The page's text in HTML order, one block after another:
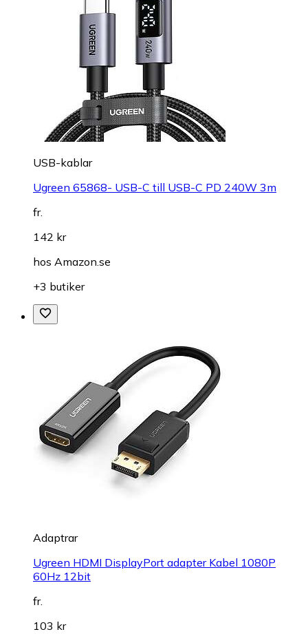
USB-kablar
Ugreen 65868- USB-C till USB-C PD 240W 3m
fr.
142 kr
hos Amazon.se
+3 butiker
Adaptrar
Ugreen HDMI DisplayPort adapter Kabel 1080P
60Hz 12bit
fr.
103 kr